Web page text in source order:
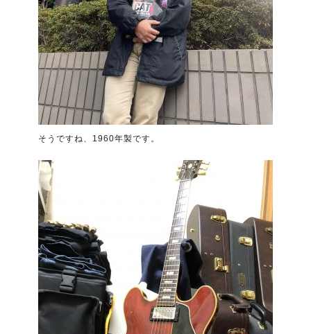
そうですね、1960年製です。